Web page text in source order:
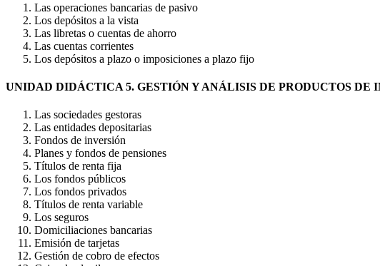
Las operaciones bancarias de pasivo
Los depósitos a la vista
Las libretas o cuentas de ahorro
Las cuentas corrientes
Los depósitos a plazo o imposiciones a plazo fijo
UNIDAD DIDÁCTICA 5. GESTIÓN Y ANÁLISIS DE PRODUCTOS
Las sociedades gestoras
Las entidades depositarias
Fondos de inversión
Planes y fondos de pensiones
Títulos de renta fija
Los fondos públicos
Los fondos privados
Títulos de renta variable
Los seguros
Domiciliaciones bancarias
Emisión de tarjetas
Gestión de cobro de efectos